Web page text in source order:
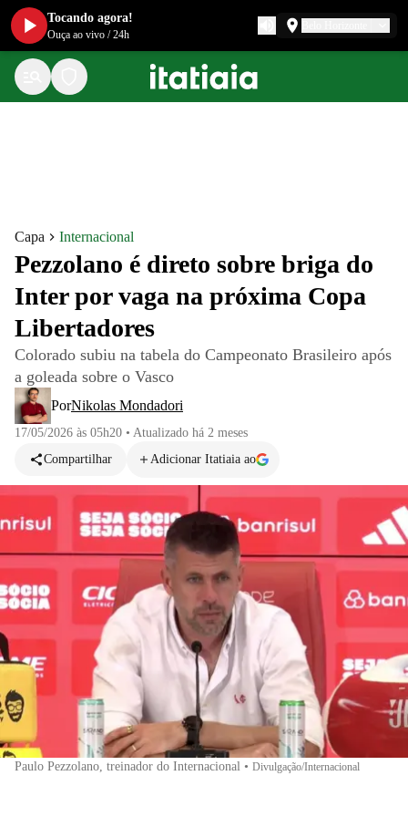
Capa Internacional
Pezzolano é direto sobre briga do
Inter por vaga na próxima Copa
Libertadores
Colorado subiu na tabela do Campeonato Brasileiro após
a goleada sobre o Vasco
PorNikolas Mondadori
17/05/2026 às 05h20 • Atualizado há 2 meses
Compartilhar
Adicionar Itatiaia ao
Paulo Pezzolano, treinador do Internacional • Divulgação/Internacional
Tocando agora!
Ouça ao vivo /24h